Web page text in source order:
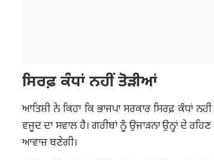
ਸਿਰਫ਼ ਕੰਧਾਂ ਨਹੀਂ ਤੋੜੀਆਂ
ਆਤਿਸ਼ੀ ਨੇ ਕਿਹਾ ਕਿ ਭਾਜਪਾ ਸਰਕਾਰ ਸਿਰਫ਼ ਕੰਧਾਂ
ਵਜੂਦ ਦਾ ਸਵਾਲ ਹੈ। ਗਰੀਬਾਂ ਨੂੰ ਉਜਾੜਨਾ ਉਨ੍ਹਾਂ ਦੇ
ਆਵਾਜ਼ ਬਣੇਗੀ।